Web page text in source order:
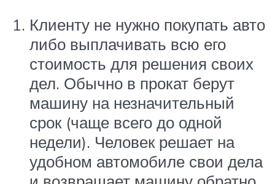
Клиенту не нужно покупать авто
либо выплачивать всю его
стоимость для решения своих
дел. Обычно в прокат берут
машину на незначительный
срок (чаще всего до одной
недели). Человек решает на
удобном автомобиле свои дела